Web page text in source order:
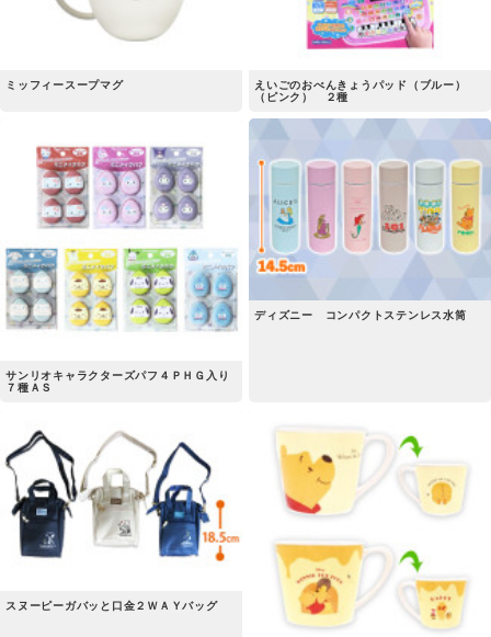
ミッフィースープマグ
えいごのおべんきょうパッド（ブルー）
（ピンク） ２種
サンリオキャラクターズパフ４ＰＨＧ入り
７種ＡＳ
ディズニー コンパクトステンレス水筒
スヌーピーガバッと口金２ＷＡＹバッグ